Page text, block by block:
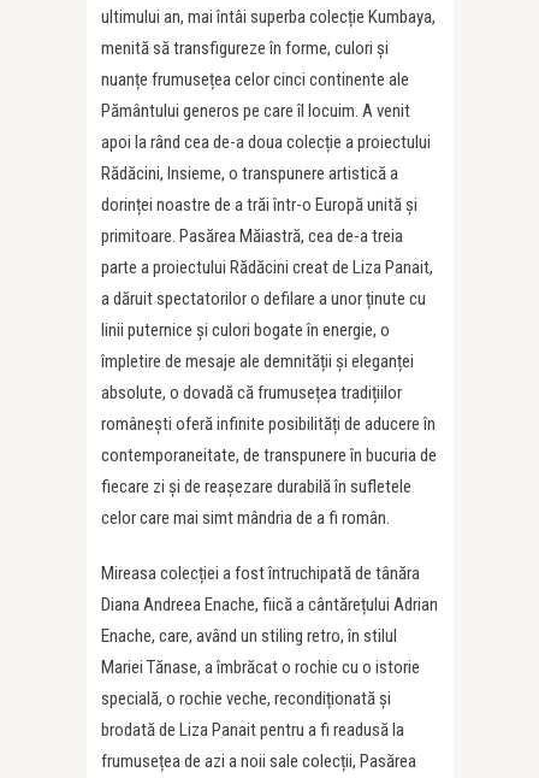
ultimului an, mai întâi superba colecție Kumbaya,
menită să transfigureze în forme, culori și
nuanțe frumusețea celor cinci continente ale
Pământului generos pe care îl locuim. A venit
apoi la rând cea de-a doua colecție a proiectului
Rădăcini, Insieme, o transpunere artistică a
dorinței noastre de a trăi într-o Europă unită și
primitoare. Pasărea Măiastră, cea de-a treia
parte a proiectului Rădăcini creat de Liza Panait,
a dăruit spectatorilor o defilare a unor ținute cu
linii puternice și culori bogate în energie, o
împletire de mesaje ale demnității și eleganței
absolute, o dovadă că frumusețea tradițiilor
românești oferă infinite posibilități de aducere în
contemporaneitate, de transpunere în bucuria de
fiecare zi și de reașezare durabilă în sufletele
celor care mai simt mândria de a fi român.
Mireasa colecției a fost întruchipată de tânăra
Diana Andreea Enache, fiică a cântărețului Adrian
Enache, care, având un stiling retro, în stilul
Mariei Tănase, a îmbrăcat o rochie cu o istorie
specială, o rochie veche, recondiționată și
brodată de Liza Panait pentru a fi readusă la
frumusețea de azi a noii sale colecții, Pasărea